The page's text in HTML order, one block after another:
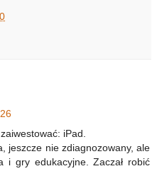
iPad.
jeszcze nie zdiagnozowany, ale
i gry edukacyjne. Zaczał robić